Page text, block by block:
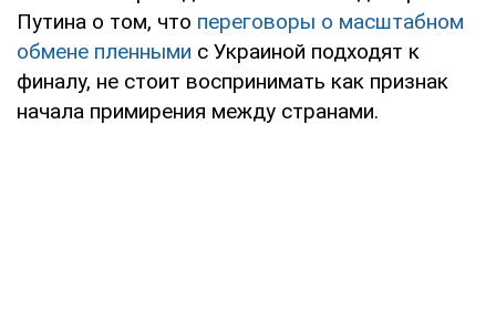
Путина о том, что переговоры о масштабном
обмене пленными с Украиной подходят к
финалу, не стоит воспринимать как признак
начала примирения между странами.